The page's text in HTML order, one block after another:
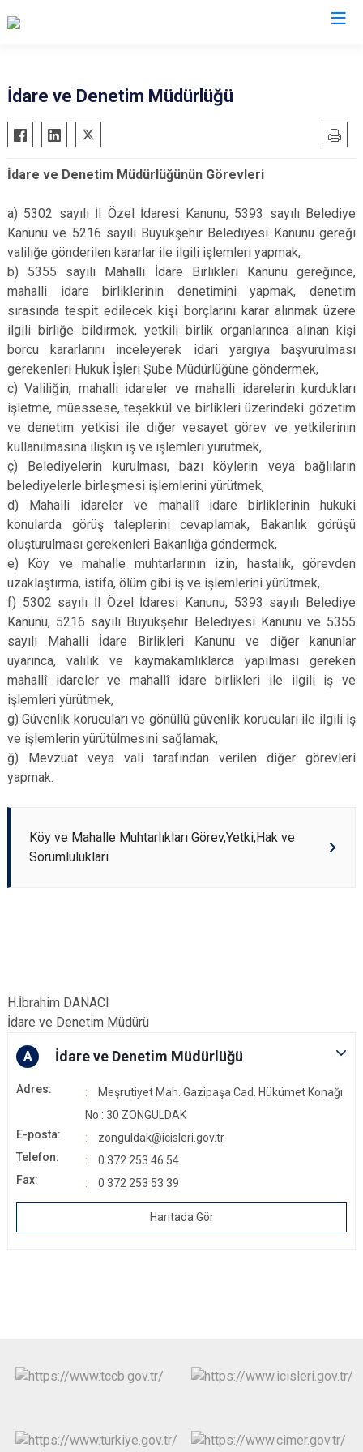
İdare ve Denetim Müdürlüğü
İdare ve Denetim Müdürlüğünün Görevleri
a) 5302 sayılı İl Özel İdaresi Kanunu, 5393 sayılı Belediye
Kanunu ve 5216 sayılı Büyükşehir Belediyesi Kanunu gereği
valiliğe gönderilen kararlar ile ilgili işlemleri yapmak,
b) 5355 sayılı Mahalli İdare Birlikleri Kanunu gereğince,
mahalli idare birliklerinin denetimini yapmak, denetim
sırasında tespit edilecek kişi borçlarını karar alınmak üzere
ilgili birliğe bildirmek, yetkili birlik organlarınca alınan kişi
borcu kararlarını inceleyerek idari yargıya başvurulması
gerekenleri Hukuk İşleri Şube Müdürlüğüne göndermek,
c) Valiliğin, mahalli idareler ve mahalli idarelerin kurdukları
işletme, müessese, teşekkül ve birlikleri üzerindeki gözetim
ve denetim yetkisi ile diğer vesayet görev ve yetkilerinin
kullanılmasına ilişkin iş ve işlemleri yürütmek,
ç) Belediyelerin kurulması, bazı köylerin veya bağlıların
belediyelerle birleşmesi işlemlerini yürütmek,
d) Mahalli idareler ve mahallî idare birliklerinin hukuki
konularda görüş taleplerini cevaplamak, Bakanlık görüşü
oluşturulması gerekenleri Bakanlığa göndermek,
e) Köy ve mahalle muhtarlarının izin, hastalık, görevden
uzaklaştırma, istifa, ölüm gibi iş ve işlemlerini yürütmek,
f) 5302 sayılı İl Özel İdaresi Kanunu, 5393 sayılı Belediye
Kanunu, 5216 sayılı Büyükşehir Belediyesi Kanunu ve 5355
sayılı Mahalli İdare Birlikleri Kanunu ve diğer kanunlar
uyarınca, valilik ve kaymakamlıklarca yapılması gereken
mahallî idareler ve mahallî idare birlikleri ile ilgili iş ve
işlemleri yürütmek,
g) Güvenlik korucuları ve gönüllü güvenlik korucuları ile ilgili iş
ve işlemlerin yürütülmesini sağlamak,
ğ) Mevzuat veya vali tarafından verilen diğer görevleri
yapmak.
Köy ve Mahalle Muhtarlıkları Görev,Yetki,Hak ve
Sorumlulukları
H.İbrahim DANACI
İdare ve Denetim Müdürü
A İdare ve Denetim Müdürlüğü
Adres:
Meşrutiyet Mah. Gazipaşa Cad. Hükümet Konağı
No : 30 ZONGULDAK
E-posta:
zonguldak@icisleri.gov.tr
Telefon:
0 372 253 46 54
Fax:
0 372 253 53 39
Haritada Gör